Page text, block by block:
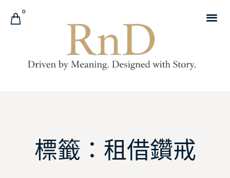
0
標籤：租借鑽戒